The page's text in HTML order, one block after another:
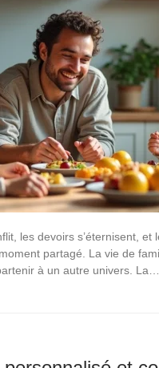
les devoirs s’éternisent,
partagé. La vie de
à un autre univers. La…